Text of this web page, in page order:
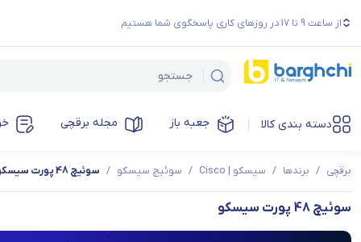
از ساعت 9 تا 17 در روزهای کاری پاسخگوی شما هستیم
دسته بندی کالا جعبه باز مجله برقچی
برقچی / برندها / سیسکو | Cisco / سوئیچ سیسکو / سوئیچ 48 پورت سیسکو
سوئیچ 48 پورت سیسکو